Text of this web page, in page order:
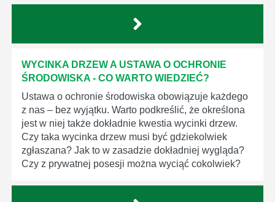
WYCINKA DRZEW A USTAWA O OCHRONIE
ŚRODOWISKA - CO WARTO WIEDZIEĆ?
Ustawa o ochronie środowiska obowiązuje każdego
z nas – bez wyjątku. Warto podkreślić, że określona
jest w niej także dokładnie kwestia wycinki drzew.
Czy taka wycinka drzew musi być gdziekolwiek
zgłaszana? Jak to w zasadzie dokładniej wygląda?
Czy z prywatnej posesji można wyciąć cokolwiek?